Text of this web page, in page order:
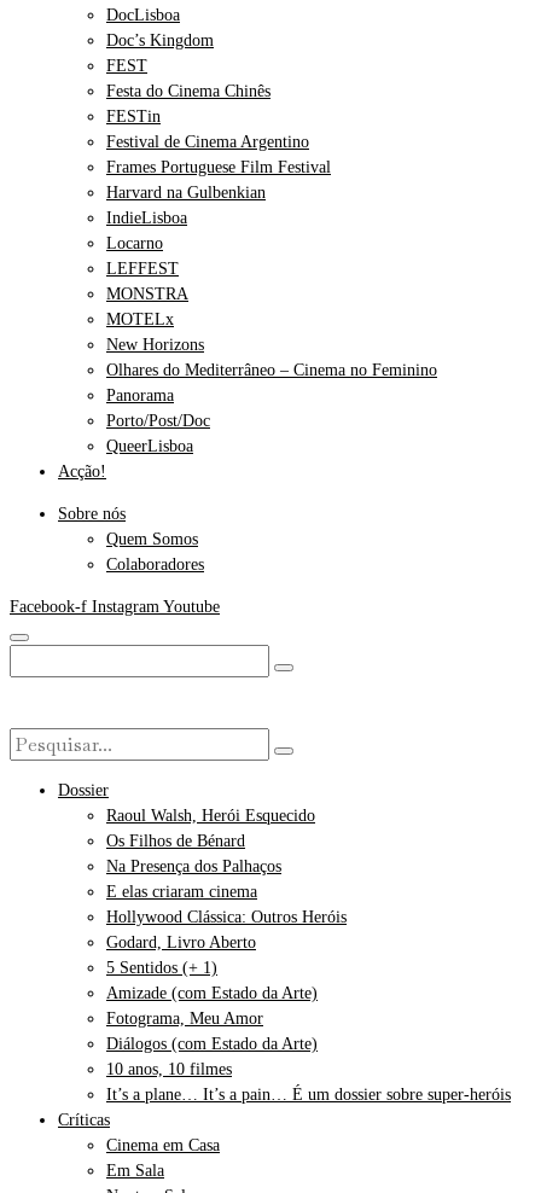
DocLisboa
Doc’s Kingdom
FEST
Festa do Cinema Chinês
FESTin
Festival de Cinema Argentino
Frames Portuguese Film Festival
Harvard na Gulbenkian
IndieLisboa
Locarno
LEFFEST
MONSTRA
MOTELx
New Horizons
Olhares do Mediterrâneo – Cinema no Feminino
Panorama
Porto/Post/Doc
QueerLisboa
Acção!
Sobre nós
Quem Somos
Colaboradores
Facebook-f Instagram Youtube
Dossier
Raoul Walsh, Herói Esquecido
Os Filhos de Bénard
Na Presença dos Palhaços
E elas criaram cinema
Hollywood Clássica: Outros Heróis
Godard, Livro Aberto
5 Sentidos (+ 1)
Amizade (com Estado da Arte)
Fotograma, Meu Amor
Diálogos (com Estado da Arte)
10 anos, 10 filmes
It’s a plane… It’s a pain… É um dossier sobre super-heróis
Críticas
Cinema em Casa
Em Sala